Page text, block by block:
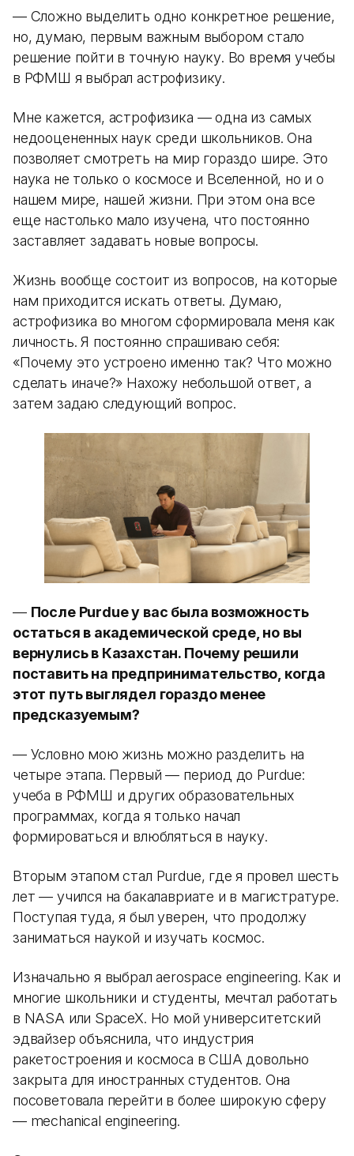
— Сложно выделить одно конкретное решение,
но, думаю, первым важным выбором стало
решение пойти в точную науку. Во время учебы
в РФМШ я выбрал астрофизику.
Мне кажется, астрофизика — одна из самых
недооцененных наук среди школьников. Она
позволяет смотреть на мир гораздо шире. Это
наука не только о космосе и Вселенной, но и о
нашем мире, нашей жизни. При этом она все
еще настолько мало изучена, что постоянно
заставляет задавать новые вопросы.
Жизнь вообще состоит из вопросов, на которые
нам приходится искать ответы. Думаю,
астрофизика во многом сформировала меня как
личность. Я постоянно спрашиваю себя:
«Почему это устроено именно так? Что можно
сделать иначе?» Нахожу небольшой ответ, а
затем задаю следующий вопрос.
— После Purdue у вас была возможность
остаться в академической среде, но вы
вернулись в Казахстан. Почему решили
поставить на предпринимательство, когда
этот путь выглядел гораздо менее
предсказуемым?
— Условно мою жизнь можно разделить на
четыре этапа. Первый — период до Purdue:
учеба в РФМШ и других образовательных
программах, когда я только начал
формироваться и влюбляться в науку.
Вторым этапом стал Purdue, где я провел шесть
лет — учился на бакалавриате и в магистратуре.
Поступая туда, я был уверен, что продолжу
заниматься наукой и изучать космос.
Изначально я выбрал aerospace engineering. Как и
многие школьники и студенты, мечтал работать
в NASA или SpaceX. Но мой университетский
эдвайзер объяснила, что индустрия
ракетостроения и космоса в США довольно
закрыта для иностранных студентов. Она
посоветовала перейти в более широкую сферу
— mechanical engineering.